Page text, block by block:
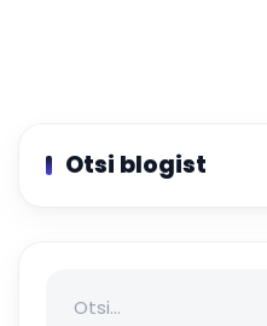
Otsi blogist